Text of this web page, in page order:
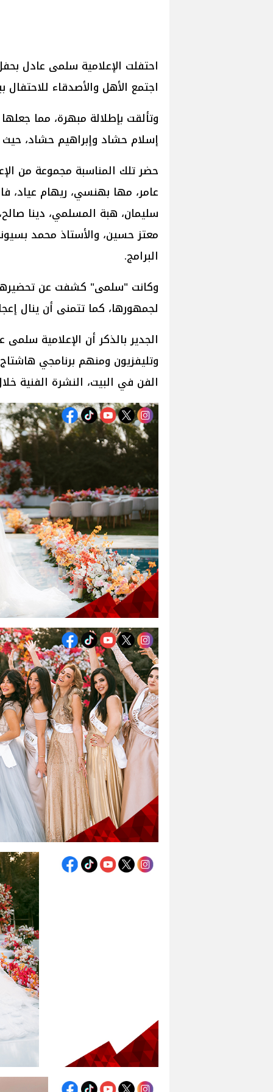
احتفلت الإعلامية سلمى عادل
اجتمع الأهل والأصدقاء
وتألقت بإطلالة مبهرة، مما
إسلام حشاد وإبراهيم حشاد،
حضر تلك المناسبة مجموعة من
عامر، مها بهنسي، ريهام عياد،
سليمان، هبة المسلمي، دينا
معتز حسين، والأستاذ محمد
البرامج.
وكانت "سلمى" كشفت عن
لجمهورها، كما تتمنى أن ينال
الجدير بالذكر أن الإعلامية
وتليفزيون ومنهم برنامجي
الفن في البيت، النشرة الفنية